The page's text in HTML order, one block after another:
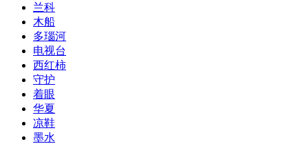
兰科
木船
多瑙河
电视台
西红柿
守护
着眼
华夏
凉鞋
墨水